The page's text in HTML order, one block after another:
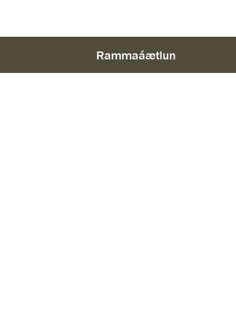
Rammaáætlun